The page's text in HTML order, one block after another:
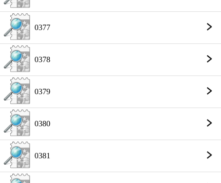
0377
0378
0379
0380
0381